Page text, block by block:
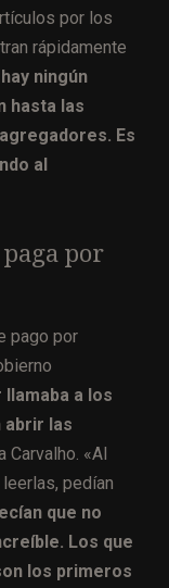
por los
rápidamente
ningún
hasta las
Es
al
por
pago por
a los
abrir las
Carvalho. «Al
pedían
que no
Los que
los primeros